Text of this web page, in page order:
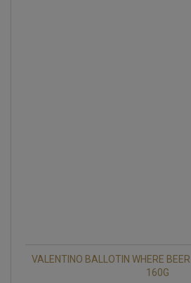
VALENTINO BALLOTIN WHERE
160G